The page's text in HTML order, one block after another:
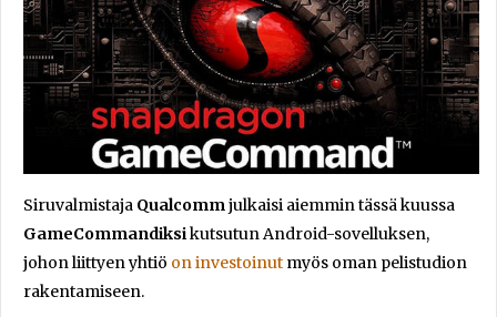
Siruvalmistaja Qualcommjulkaisi aiemmin tässä kuussa
GameCommandiksikutsutun Android-sovelluksen,
johon liittyen yhtiö on investoinut myös oman pelistudion
rakentamiseen.